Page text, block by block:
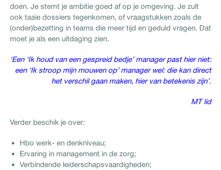
doen. Je stemt je ambitie goed af op je omgeving. Je zult
ook taaie dossiers tegenkomen, of vraagstukken zoals de
(onder)bezetting in teams die meer tijd en geduld vragen. Dat
moet je als een uitdaging zien.
‘Een ‘Ik houd van een gespreid bedje’ manager past hier niet:
een ‘Ik stroop mijn mouwen op’ manager wel: die kan direct
het verschil gaan maken, hier van betekenis zijn’.
MT lid
Verder beschik je over:
Hbo werk- en denkniveau;
Ervaring in management in de zorg;
Verbindende leiderschapsvaardigheden;